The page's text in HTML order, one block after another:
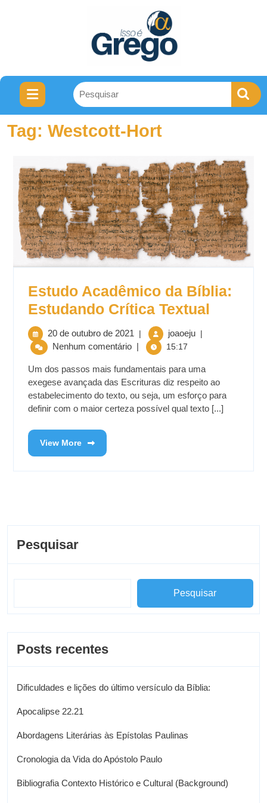
Tag: Westcott-Hort
Estudo Acadêmico da Bíblia:
Estudando Crítica Textual
20 de outubro de 2021 | joaoeju |
Nenhum comentário | 15:17
Um dos passos mais fundamentais para uma
exegese avançada das Escrituras diz respeito ao
estabelecimento do texto, ou seja, um esforço para
definir com o maior certeza possível qual texto [...]
View More
Pesquisar
Pesquisar
Posts recentes
Dificuldades e lições do último versículo da Bíblia:
Apocalipse 22.21
Abordagens Literárias às Epístolas Paulinas
Cronologia da Vida do Apóstolo Paulo
Bibliografia Contexto Histórico e Cultural (Background)